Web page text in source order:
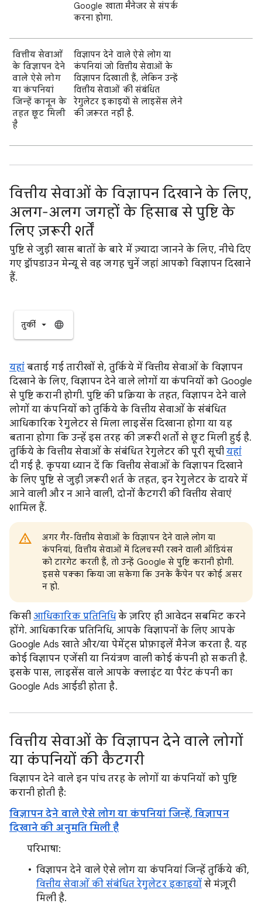
Google खाता मैनेजर से संपर्क
करना होगा.
वित्तीय सेवाओं
के विज्ञापन देने
वाले ऐसे लोग
या कंपनियां
जिन्हें कानून के
तहत छूट मिली
है
विज्ञापन देने वाले ऐसे लोग या
कंपनियां जो वित्तीय सेवाओं के
विज्ञापन दिखाती हैं, लेकिन उन्हें
वित्तीय सेवाओं की संबंधित
रेगुलेटर इकाइयों से लाइसेंस लेने
की ज़रूरत नहीं है.
वित्तीय सेवाओं के विज्ञापन दिखाने के लिए,
अलग-अलग जगहों के हिसाब से पुष्टि के
लिए ज़रूरी शर्तें
पुष्टि से जुड़ी खास बातों के बारे में ज़्यादा जानने के लिए, नीचे दिए
गए ड्रॉपडाउन मेन्यू से वह जगह चुनें जहां आपको विज्ञापन दिखाने
हैं.
तुर्की
यहां बताई गई तारीखों से, तुर्किये में वित्तीय सेवाओं के विज्ञापन
दिखाने के लिए, विज्ञापन देने वाले लोगों या कंपनियों को Google
से पुष्टि करानी होगी. पुष्टि की प्रक्रिया के तहत, विज्ञापन देने वाले
लोगों या कंपनियों को तुर्किये के वित्तीय सेवाओं के संबंधित
आधिकारिक रेगुलेटर से मिला लाइसेंस दिखाना होगा या यह
बताना होगा कि उन्हें इस तरह की ज़रूरी शर्तों से छूट मिली हुई है.
तुर्किये के वित्तीय सेवाओं के संबंधित रेगुलेटर की पूरी सूची यहां
दी गई है. कृपया ध्यान दें कि वित्तीय सेवाओं के विज्ञापन दिखाने
के लिए पुष्टि से जुड़ी ज़रूरी शर्त के तहत, इन रेगुलेटर के दायरे में
आने वाली और न आने वाली, दोनों कैटगरी की वित्तीय सेवाएं
शामिल हैं.
अगर गैर-वित्तीय सेवाओं के विज्ञापन देने वाले लोग या
कंपनियां, वित्तीय सेवाओं में दिलचस्पी रखने वाली ऑडियंस
को टारगेट करती हैं, तो उन्हें Google से पुष्टि करानी होगी.
इससे पक्का किया जा सकेगा कि उनके कैंपेन पर कोई असर
न हो.
किसीआधिकारिक प्रतिनिधिके ज़रिए ही आवेदन सबमिट करने
होंगे. आधिकारिक प्रतिनिधि, आपके विज्ञापनों के लिए आपके
Google Ads खाते और/या पेमेंट्स प्रोफ़ाइलें मैनेज करता है. यह
कोई विज्ञापन एजेंसी या नियंत्रण वाली कोई कंपनी हो सकती है.
इसके पास, लाइसेंस वाले आपके क्लाइंट या पैरंट कंपनी का
Google Ads आईडी होता है.
वित्तीय सेवाओं के विज्ञापन देने वाले लोगों
या कंपनियों की कैटगरी
विज्ञापन देने वाले इन पांच तरह के लोगों या कंपनियों को पुष्टि
करानी होती है:
विज्ञापन देने वाले ऐसे लोग या कंपनियां जिन्हें, विज्ञापन
दिखाने की अनुमति मिली है
परिभाषा:
विज्ञापन देने वाले ऐसे लोग या कंपनियां जिन्हें तुर्किये की,
वित्तीय सेवाओं की संबंधित रेगुलेटर इकाइयों से मंज़ूरी
मिली है.